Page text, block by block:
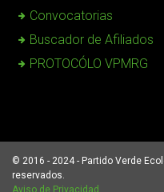
Convocatorias
Buscador de Afiliados
PROTOCÓLO VPMRG
© 2016 - 2024 - Partido Verde
reservados.
Aviso de Privacidad